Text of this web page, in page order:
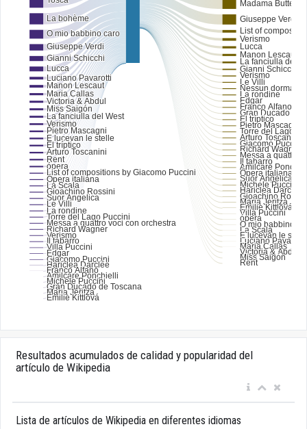
Resultados acumulados de calidad y popularidad del
artículo de Wikipedia
Lista de artículos de Wikipedia en diferentes idiomas